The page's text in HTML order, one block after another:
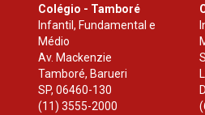
Colégio - Tamboré
Infantil, Fundamental e
Médio
Av. Mackenzie
Tamboré, Barueri
SP,06460-130
(11) 3555-2000